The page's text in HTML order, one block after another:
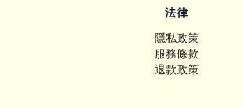
法律
隱私政策
服務條款
退款政策